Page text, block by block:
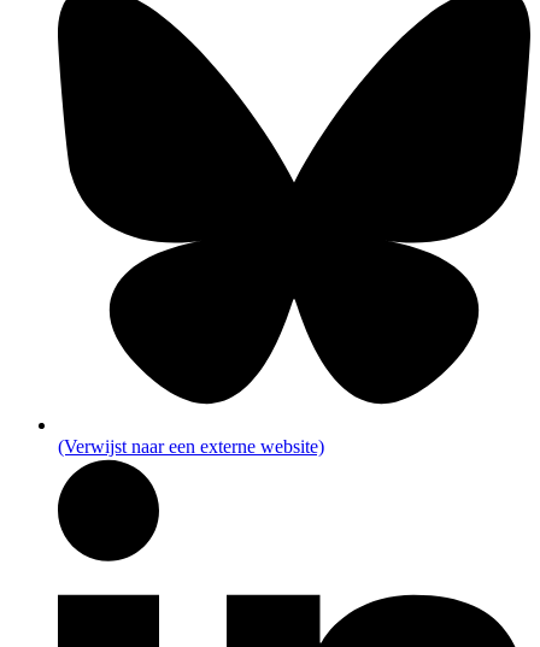
(Verwijst naar een externe website)